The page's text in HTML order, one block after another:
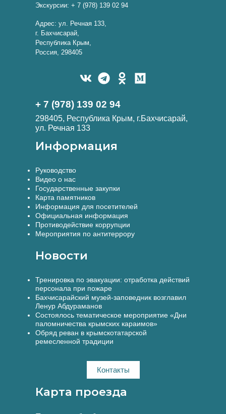
Экскурсии: + 7 (978) 139 02 94
Адрес: ул. Речная 133,
г. Бахчисарай,
Республика Крым,
Россия, 298405
+ 7 (978) 139 02 94
298405, Республика Крым, г.Бахчисарай,
ул. Речная 133
Информация
Руководство
Видео о нас
Государственные закупки
Карта памятников
Информация для посетителей
Официальная информация
Противодействие коррупции
Мероприятия по антитеррору
Новости
Тренировка по эвакуации: отработка действий
персонала при пожаре
Бахчисарайский музей-заповедник возглавил
Ленур Абдураманов
Состоялось тематическое мероприятие «Дни
паломничества крымских караимов»
Обряд реван в крымскотатарской
ремесленной традиции
Контакты
Карта проезда